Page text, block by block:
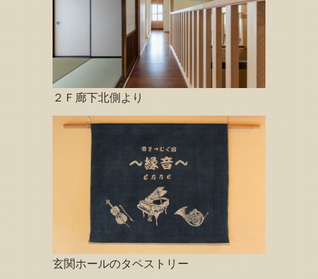
「予約状況」お知らせページの予約可能日（カレンダー５
月）を更新いたしました
2026.03.23
トップページ下方の「観光情報、その他イベント等のお知
2026.03.23
「予約状況」お知らせページの予約可能日（カレンダー５
月）を更新いたしました
「予約状況」お知らせページに予約可能日（カレンダー３
月～６月）を掲載いたしました
トップページを更新しました
2026.01.14
２Ｆ廊下北側より
玄関ホールのタペストリー